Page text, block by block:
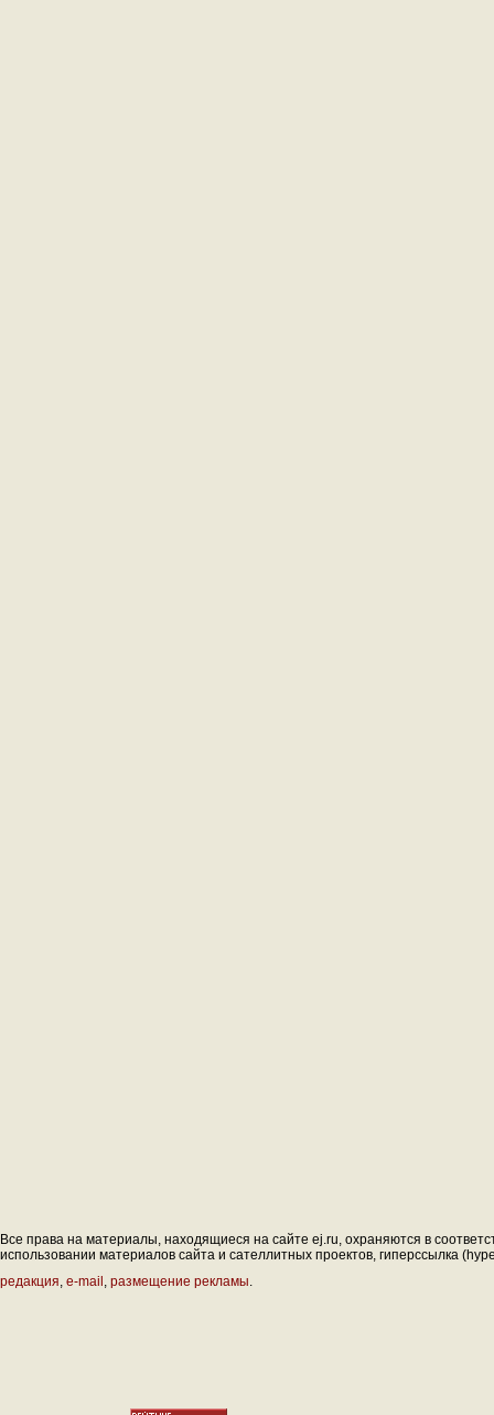
Все права на материалы, находящиеся на сайте ej.ru, охраняются в
использовании материалов сайта и сателлитных проектов, гиперссылка
редакция, e-mail , размещение рекламы.